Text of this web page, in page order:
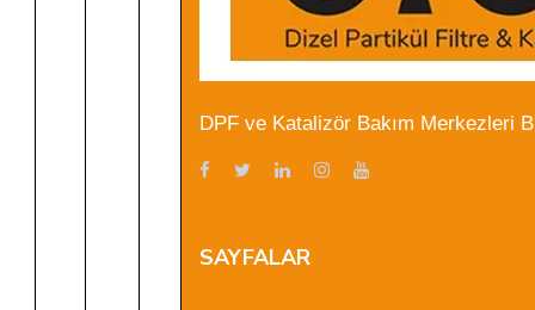
DPF ve Katalizör Bakım Merkezleri
SAYFALAR